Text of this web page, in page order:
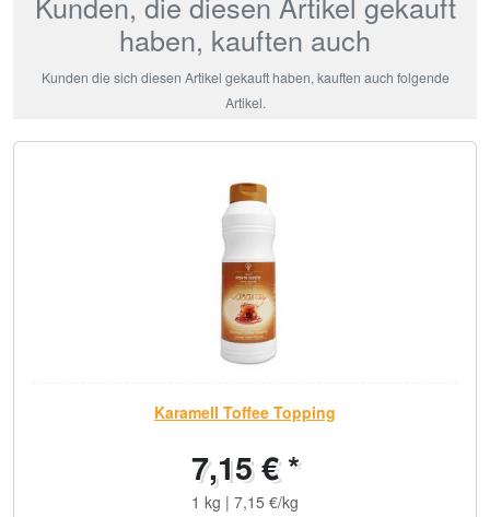
haben, kauften auch
Kunden die sich diesen Artikel gekauft haben, kauften auch folgende
Artikel.
Karamell Toffee Topping
7,15 € *
1 kg | 7,15 €/kg